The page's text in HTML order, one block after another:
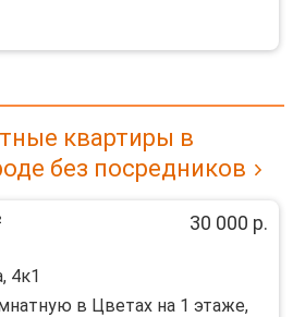
квартиры в
без посредников
30 000 р.
4к1
в Цветах на 1 этаже,